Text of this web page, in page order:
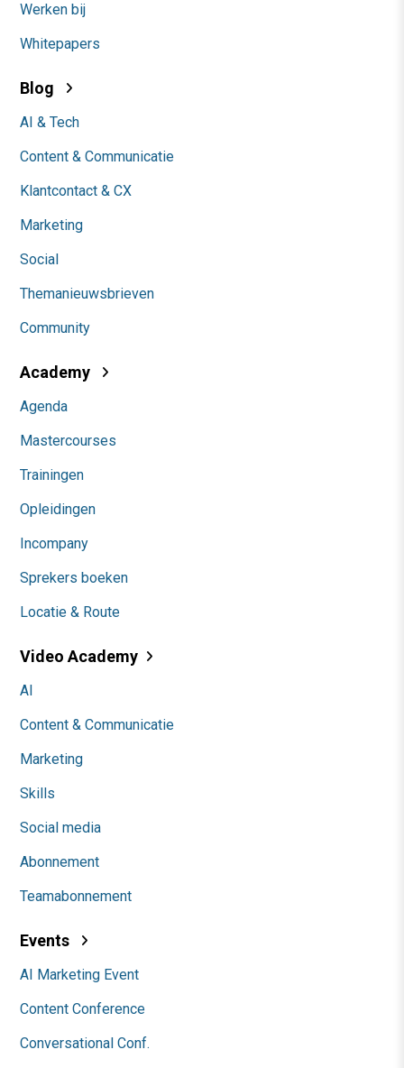
Werken bij
Whitepapers
Blog
AI & Tech
Content & Communicatie
Klantcontact & CX
Marketing
Social
Themanieuwsbrieven
Community
Academy
Agenda
Mastercourses
Trainingen
Opleidingen
Incompany
Sprekers boeken
Locatie & Route
Video Academy
AI
Content & Communicatie
Marketing
Skills
Social media
Abonnement
Teamabonnement
Events
AI Marketing Event
Content Conference
Conversational Conf.